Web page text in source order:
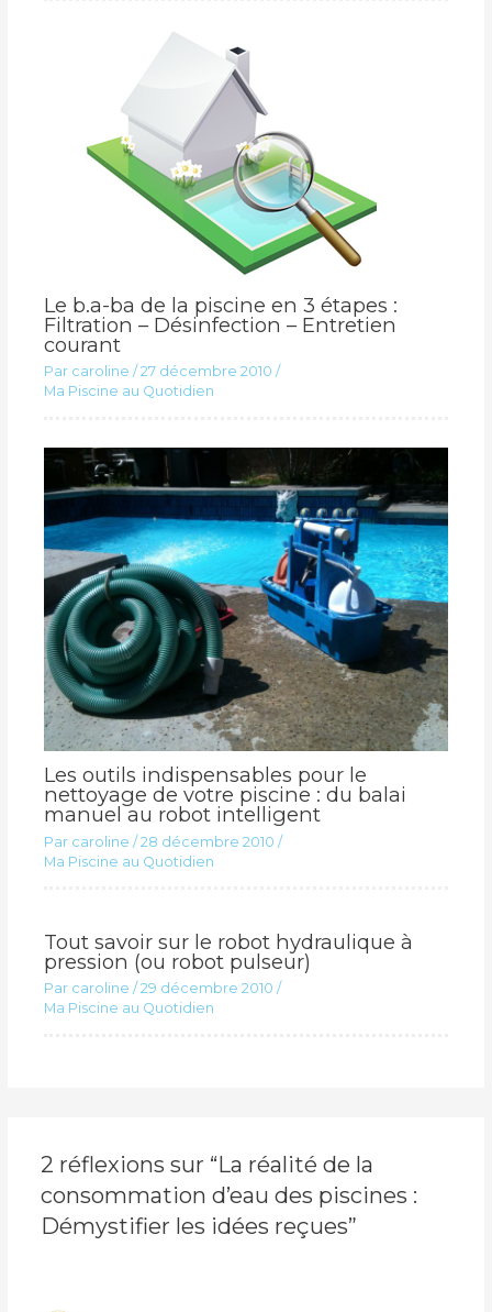
Le b.a-ba de la piscine en 3 étapes :
Filtration – Désinfection – Entretien
courant
Par caroline /27 décembre 2010 /
Ma Piscine au Quotidien
Les outils indispensables pour le
nettoyage de votre piscine : du balai
manuel au robot intelligent
Par caroline /28 décembre 2010 /
Ma Piscine au Quotidien
Tout savoir sur le robot hydraulique à
pression (ou robot pulseur)
Par caroline /29 décembre 2010 /
Ma Piscine au Quotidien
2 réflexions sur “La réalité de la
consommation d’eau des piscines :
Démystifier les idées reçues”